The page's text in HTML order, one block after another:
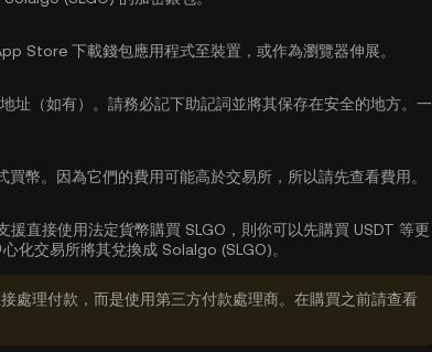
Store 下載錢包應用程式至裝置，或作為瀏覽器伸展。
址（如有）。請務必記下助記詞並將其保存在安全的地方。一
買幣。因為它們的費用可能高於交易所，所以請先查看費用。
援直接使用法定貨幣購買 SLGO，則你可以先購買 USDT 等更
化交易所將其兌換成 Solalgo (SLGO)。
處理付款，而是使用第三方付款處理商。在購買之前請查看